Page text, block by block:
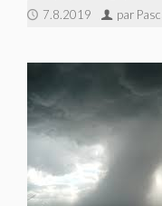
7.8.2019 par